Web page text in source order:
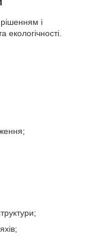
і
екологічності.